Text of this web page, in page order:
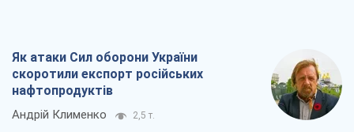
Як атаки Сил оборони України
скоротили експорт російських
нафтопродуктів
Андрій Клименко 2,5 т.